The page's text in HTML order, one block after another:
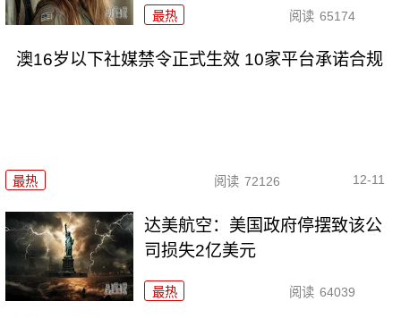
最热 阅读 65174
澳16岁以下社媒禁令正式生效 10家平台承诺合规
最热 阅读 72126 12-11
达美航空：美国政府停摆致该公
司损失2亿美元
最热 阅读 64039